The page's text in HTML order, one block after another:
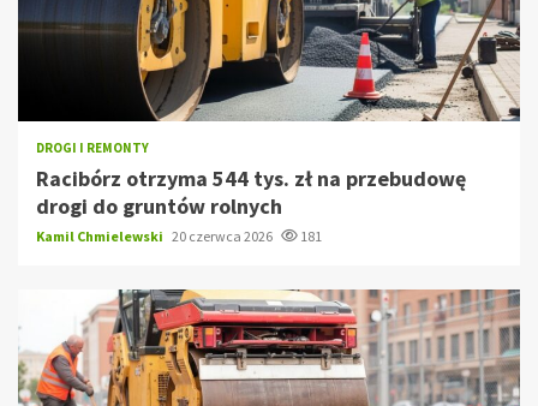
DROGI I REMONTY
Racibórz otrzyma 544 tys. zł na przebudowę
drogi do gruntów rolnych
Kamil Chmielewski 20 czerwca 2026 181